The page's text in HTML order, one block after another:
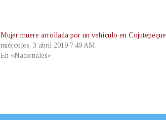
Mujer muere arrollada por un vehículo en Cojutepeque
miércoles, 3 abril 2019 7:49 AM
En «Nacionales»